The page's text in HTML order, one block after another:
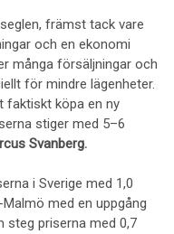
främst tack vare
och en ekonomi
många försäljningar och
för mindre lägenheter.
faktiskt köpa en ny
stiger med 5–6
Svanberg.
i Sverige med 1,0
med en uppgång
steg priserna med 0,7